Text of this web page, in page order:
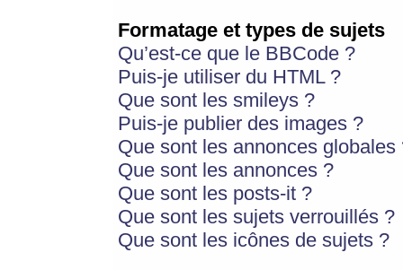
Formatage et types de sujets
Qu’est-ce que le BBCode ?
Puis-je utiliser du HTML ?
Que sont les smileys ?
Puis-je publier des images ?
Que sont les annonces globales
Que sont les annonces ?
Que sont les posts-it ?
Que sont les sujets verrouillés ?
Que sont les icônes de sujets ?